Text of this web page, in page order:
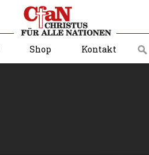
Shop Kontakt